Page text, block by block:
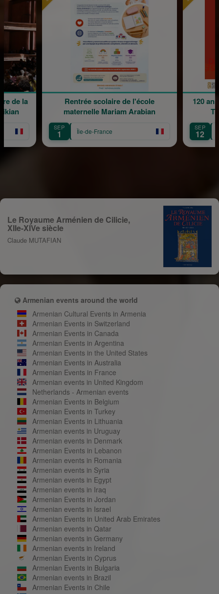
Rentrée scolaire de l'école
maternelle Mariam Arabian
SEP
Île-de-France
120
SEP
12
de la
Le Royaume Arménien de Cilicie,
XIIe-XIVe siècle
Claude MUTAFIAN
Armenian events around the world
Armenian Cultural Events in Armenia
Armenian Events in Switzerland
Armenian Events in Canada
Armenian Events in Argentina
Armenian Events in the United States
Armenian Events in Australia
Armenian Events in France
Armenian events in United Kingdom
Netherlands - Armenian events
Armenian Events in Belgium
Armenian Events in Turkey
Armenian Events in Lithuania
Armenian events in Uruguay
Armenian events in Denmark
Armenian Events in Lebanon
Armenian events in Romania
Armenian events in Syria
Armenian events in Egypt
Armenian events in Iraq
Armenian Events in Jordan
Armenian events in Israel
Armenian Events in United Arab Emirates
Armenian events in Qatar
Armenian events in Germany
Armenian events in Ireland
Armenian Events in Cyprus
Armenian Events in Bulgaria
Armenian events in Brazil
Armenian Events in Chile